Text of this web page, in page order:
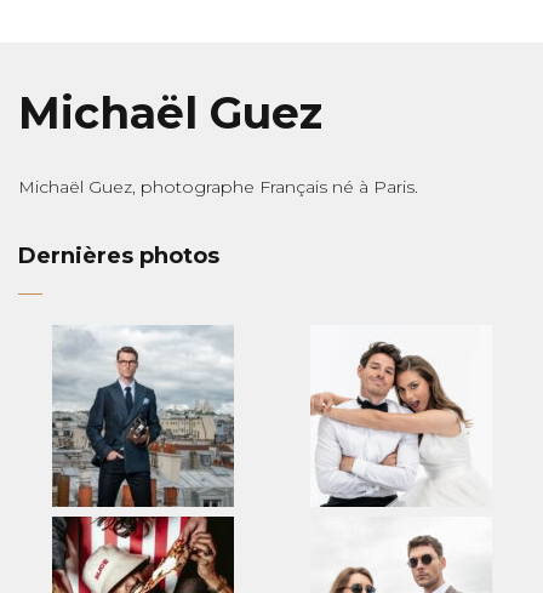
Michaël Guez
Michaël Guez, photographe Français né à Paris.
Dernières photos